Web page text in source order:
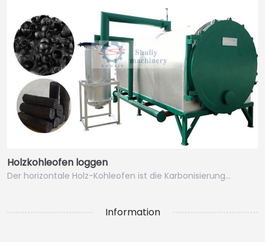
Holzkohleofen loggen
Der horizontale Holz-Kohleofen ist die Karbonisierung…
Information